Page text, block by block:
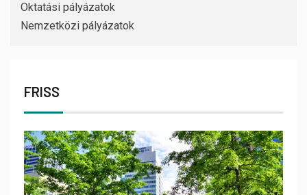
Oktatási pályázatok
Nemzetközi pályázatok
FRISS